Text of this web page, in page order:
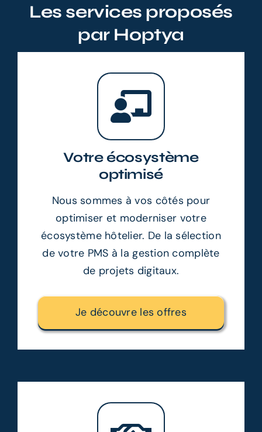
Les services proposés
par Hoptya
Votre écosystème
optimisé
Nous sommes à vos côtés pour
optimiser et moderniser votre
écosystème hôtelier. De la sélection
de votre PMS à la gestion complète
de projets digitaux.
Je découvre les offres